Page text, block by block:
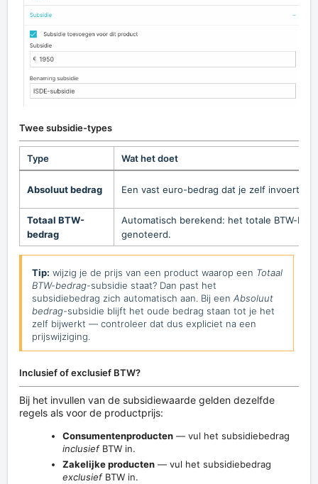
Twee subsidie-types
Type Wat het doet
Absoluut bedrag Een vast euro-bedrag dat je zelf invoert.
Totaal BTW-
bedrag
Automatisch berekend: het totale BTW-
genoteerd.
Tip: wijzig je de prijs van een product waarop een Totaal
BTW-bedrag-subsidie staat? Dan past het
subsidiebedrag zich automatisch aan. Bij een Absoluut
bedrag-subsidie blijft het oude bedrag staan tot je het
zelf bijwerkt — controleer dat dus expliciet na een
prijswijziging.
Inclusief of exclusief BTW?
Bij het invullen van de subsidiewaarde gelden dezelfde
regels als voor de productprijs:
Consumentenproducten — vul het subsidiebedrag
inclusiefBTW in.
Zakelijke producten — vul het subsidiebedrag
exclusiefBTW in.